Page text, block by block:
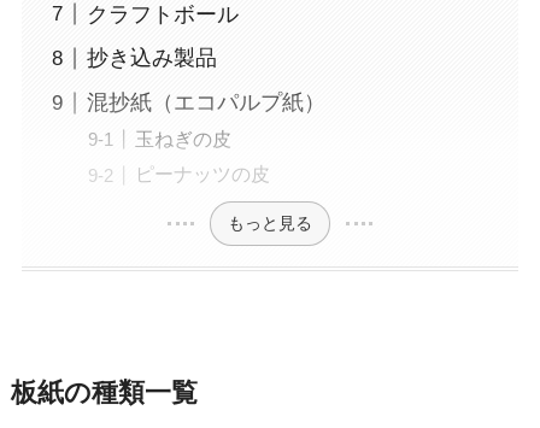
クラフトボール
抄き込み製品
混抄紙（エコパルプ紙）
玉ねぎの皮
ピーナッツの皮
もっと見る
板紙の種類一覧